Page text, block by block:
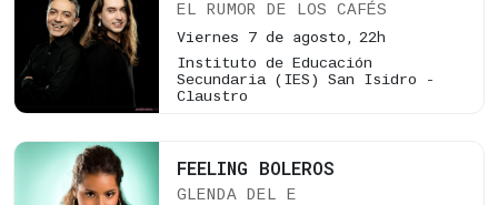
EL RUMOR DE LOS CAFÉS
Viernes 7 de agosto, 22h
Instituto de Educación
Secundaria (IES) San Isidro -
Claustro
FEELING BOLEROS
GLENDA DEL E